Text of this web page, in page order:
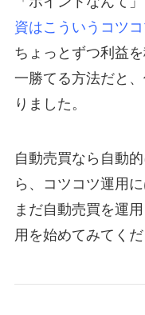
資はこういうコツ
ちょっとずつ利益
一勝てる方法だと
りました。
自動売買なら自動
ら、コツコツ運用
まだ自動売買を運
用を始めてみてくだ